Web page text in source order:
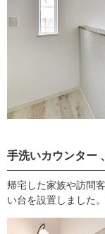
手洗いカウンター 、
帰宅した家族や訪問
い台を設置しました